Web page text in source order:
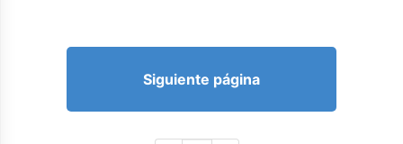
Siguiente página